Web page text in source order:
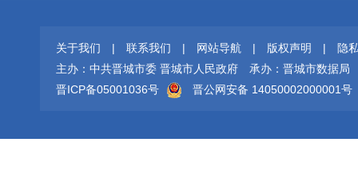
关于我们 | 联系我们 | 网站导航 | 版权声明 |
隐
主办：中共晋城市委 晋城市人民政府
承办：晋城市数据局
晋ICP备05001036号
晋公网安备 14050002000001号